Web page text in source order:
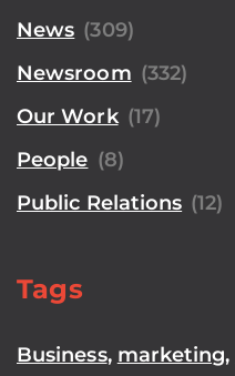
News (309)
Newsroom (332)
Our Work (17)
People (8)
Public Relations (12)
Tags
Business, marketing,